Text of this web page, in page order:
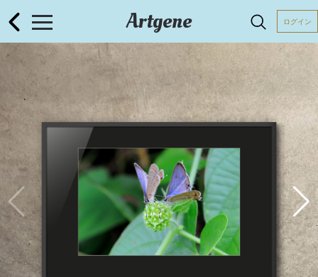
Artgene ログイン